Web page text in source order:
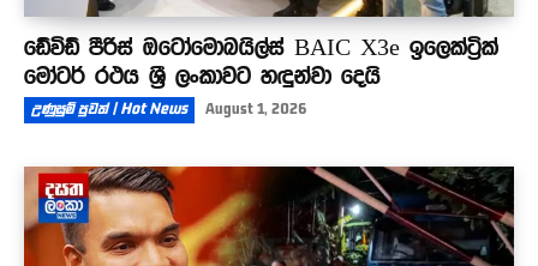
ඩේවිඩ් පීරිස් ඔටෝමොබයිල්ස් BAIC X3e ඉලෙක්ට්‍රික්
මෝටර් රථය ශ්‍රී ලංකාවට හඳුන්වා දෙයි
උණුසුම් පුවත් | Hot News August 1, 2026